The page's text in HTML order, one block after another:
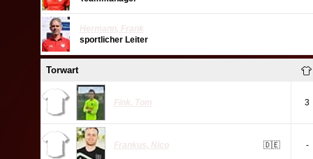
Hermann, Frank
sportlicher Leiter
Torwart
Fink, Tom 3
Frankus , Nico 🇩🇪 -